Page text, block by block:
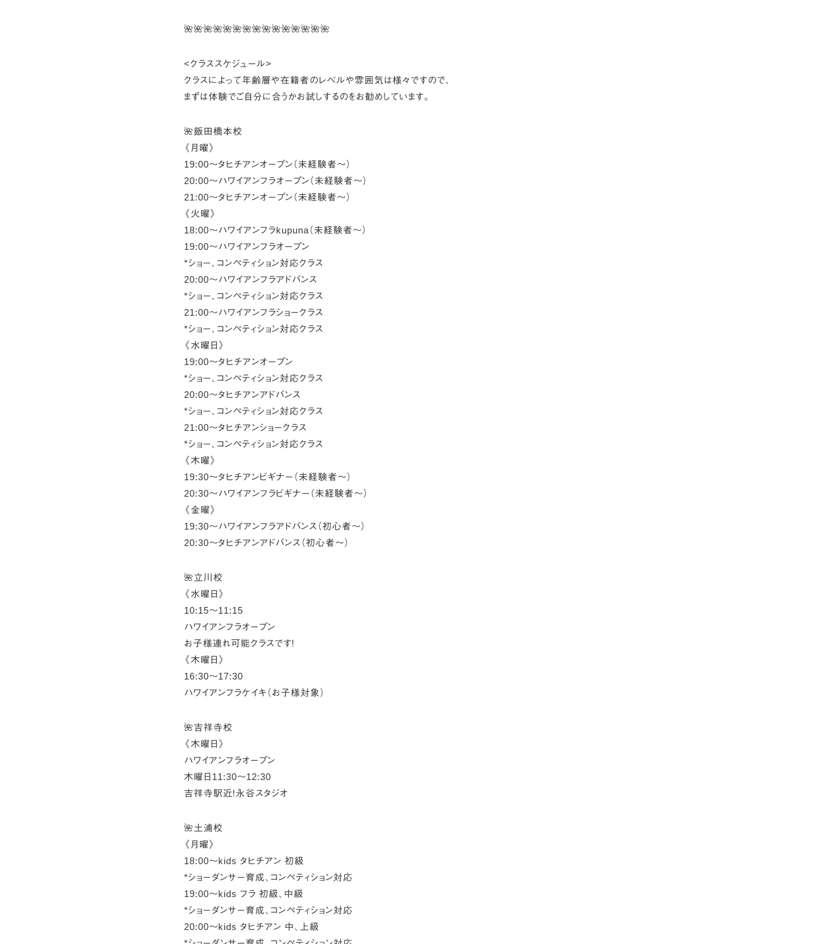
🌺🌺🌺🌺🌺🌺🌺🌺🌺🌺🌺🌺🌺🌺🌺
<クラススケジュール>
クラスによって年齢層や在籍者のレベルや雰囲気は様々ですので、
まずは体験でご自分に合うかお試しするのをお勧めしています。
🌺飯田橋本校
《月曜》
19:00〜タヒチアンオープン（未経験者〜）
20:00〜ハワイアンフラオープン（未経験者〜）
21:00〜タヒチアンオープン（未経験者〜）
《火曜》
18:00〜ハワイアンフラkupuna（未経験者〜）
19:00〜ハワイアンフラオープン
*ショー、コンペティション対応クラス
20:00〜ハワイアンフラアドバンス
*ショー、コンペティション対応クラス
21:00〜ハワイアンフラショークラス
*ショー、コンペティション対応クラス
《水曜日》
19:00〜タヒチアンオープン
*ショー、コンペティション対応クラス
20:00〜タヒチアンアドバンス
*ショー、コンペティション対応クラス
21:00〜タヒチアンショークラス
*ショー、コンペティション対応クラス
《木曜》
19:30〜タヒチアンビギナー（未経験者〜）
20:30〜ハワイアンフラビギナー（未経験者〜）
《金曜》
19:30〜ハワイアンフラアドバンス（初心者〜）
20:30〜タヒチアンアドバンス（初心者〜）
🌺立川校
《水曜日》
10:15〜11:15
ハワイアンフラオープン
お子様連れ可能クラスです！
《木曜日》
16:30〜17:30
ハワイアンフラケイキ（お子様対象）
🌺吉祥寺校
《木曜日》
ハワイアンフラオープン
木曜日11:30〜12:30
吉祥寺駅近！永谷スタジオ
🌺土浦校
《月曜》
18:00〜kids タヒチアン 初級
*ショーダンサー育成、コンペティション対応
19:00〜kids フラ 初級、中級
*ショーダンサー育成、コンペティション対応
20:00〜kids タヒチアン 中、上級